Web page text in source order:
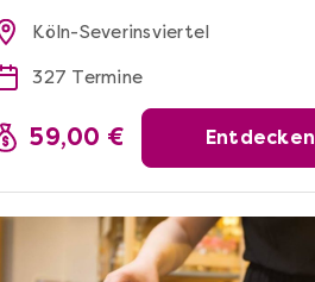
Köln-Severinsviertel
327 Termine
59,00 € Entdecken